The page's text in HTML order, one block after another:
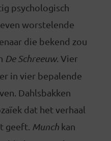
psychologisch
worstelende
die bekend zou
De Schreeuw. Vier
in vier bepalende
Dahlsbakken
dat het verhaal
geeft. Munchkan